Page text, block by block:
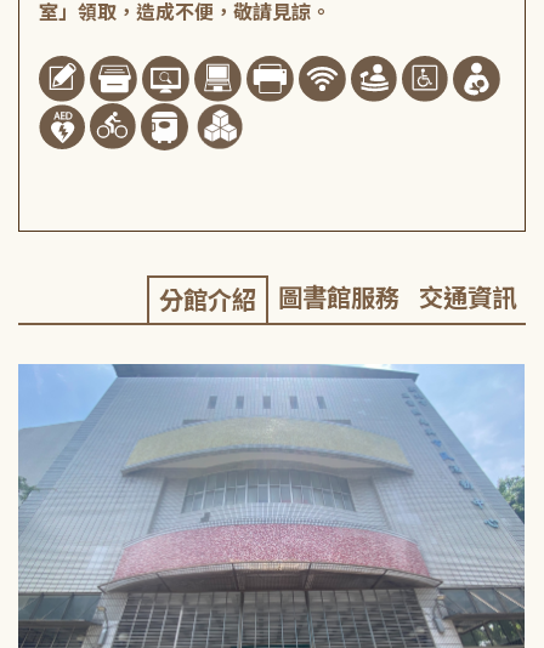
室」領取，造成不便，敬請見諒。
分館介紹 圖書館服務 交通資訊